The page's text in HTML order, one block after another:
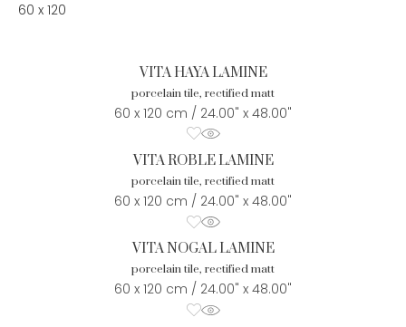
60 x 120
VITA HAYA LAMINE
porcelain tile, rectified matt
60 x 120 cm / 24.00" x 48.00"
VITA ROBLE LAMINE
porcelain tile, rectified matt
60 x 120 cm / 24.00" x 48.00"
VITA NOGAL LAMINE
porcelain tile, rectified matt
60 x 120 cm / 24.00" x 48.00"